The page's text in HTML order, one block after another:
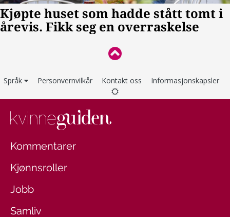
Språk Personvernvilkår Kontakt oss Informasjonskapsler
Kommentarer
Kjønnsroller
Jobb
Samliv